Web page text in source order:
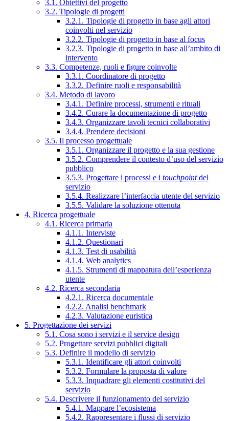
3.1. Obiettivi del progetto
3.2. Tipologie di progetti
3.2.1. Tipologie di progetto in base agli attori
coinvolti nel servizio
3.2.2. Tipologie di progetto in base al focus
3.2.3. Tipologie di progetto in base all’ambito di
intervento
3.3. Competenze, ruoli e figure coinvolte
3.3.1. Coordinatore di progetto
3.3.2. Definire ruoli e responsabilità
3.4. Metodo di lavoro
3.4.1. Definire processi, strumenti e rituali
3.4.2. Curare la documentazione di progetto
3.4.3. Organizzare tavoli tecnici collaborativi
3.4.4. Prendere decisioni
3.5. Il processo progettuale
3.5.1. Organizzare il progetto e la sua gestione
3.5.2. Comprendere il contesto d’uso del servizio
pubblico
3.5.3. Progettare i processi e i touchpointdel
servizio
3.5.4. Realizzare l’interfaccia utente del servizio
3.5.5. Validare la soluzione ottenuta
4. Ricerca progettuale
4.1. Ricerca primaria
4.1.1. Interviste
4.1.2. Questionari
4.1.3. Test di usabilità
4.1.4. Web analytics
4.1.5. Strumenti di mappatura dell’esperienza
utente
4.2. Ricerca secondaria
4.2.1. Ricerca documentale
4.2.2. Analisi benchmark
4.2.3. Valutazione euristica
5. Progettazione dei servizi
5.1. Cosa sono i servizi e il service design
5.2. Progettare servizi pubblici digitali
5.3. Definire il modello di servizio
5.3.1. Identificare gli attori coinvolti
5.3.2. Formulare la proposta di valore
5.3.3. Inquadrare gli elementi costitutivi del
servizio
5.4. Descrivere il funzionamento del servizio
5.4.1. Mappare l’ecosistema
5.4.2. Rappresentare i flussi di servizio